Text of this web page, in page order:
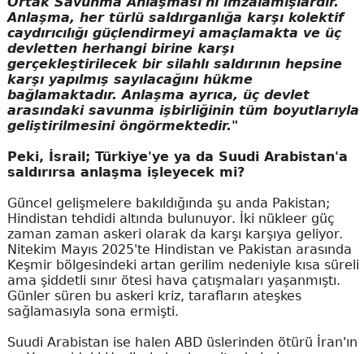
Anlaşma, her türlü saldırganlığa karşı kolektif
caydırıcılığı güçlendirmeyi amaçlamakta ve üç
devletten herhangi birine karşı
gerçekleştirilecek bir silahlı saldırının hepsine
karşı yapılmış sayılacağını hükme
bağlamaktadır. Anlaşma ayrıca, üç devlet
arasındaki savunma işbirliğinin tüm boyutlarıyla
geliştirilmesini öngörmektedir."
Peki, İsrail; Türkiye'ye ya da Suudi Arabistan'a
saldırırsa anlaşma işleyecek mi?
Güncel gelişmelere bakıldığında şu anda Pakistan;
Hindistan tehdidi altında bulunuyor. İki nükleer güç
zaman zaman askeri olarak da karşı karşıya geliyor.
Nitekim Mayıs 2025'te Hindistan ve Pakistan arasında
Keşmir bölgesindeki artan gerilim nedeniyle kısa süreli
ama şiddetli sınır ötesi hava çatışmaları yaşanmıştı.
Günler süren bu askeri kriz, tarafların ateşkes
sağlamasıyla sona ermişti.
Suudi Arabistan ise halen ABD üslerinden ötürü İran'ın